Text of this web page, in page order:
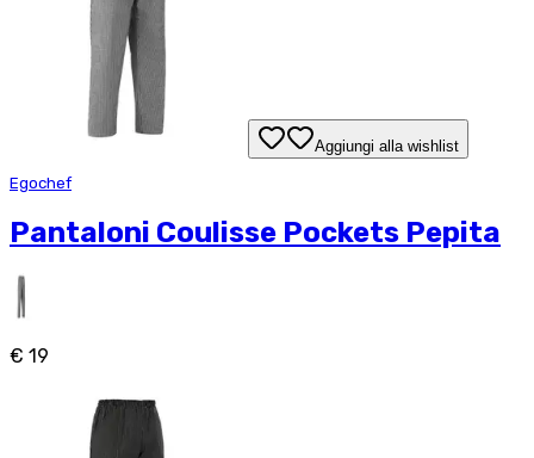
Aggiungi alla wishlist
Egochef
Pantaloni Coulisse Pockets Pepita
€ 19